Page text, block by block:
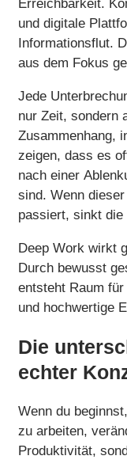
Erreichbarkeit.
und digitale
Informationsflut.
aus dem Fokus
Jede
nur Zeit, sondern
Zusammenhang,
zeigen, dass es
nach einer
sind. Wenn
passiert, sinkt die
Deep Work wirkt
Durch bewusst
entsteht Raum
und hochwertige
Die
echter
Wenn du
zu arbeiten,
Produktivität,